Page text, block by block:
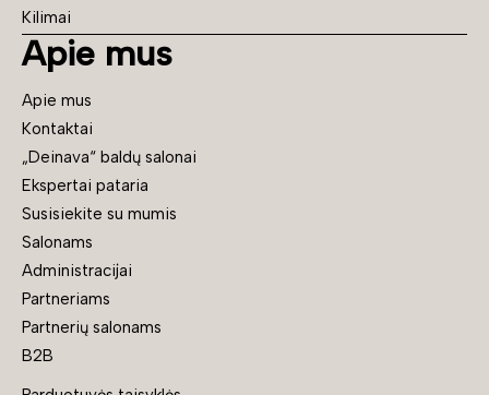
Kilimai
Apie mus
Apie mus
Kontaktai
„Deinava“ baldų salonai
Ekspertai pataria
Susisiekite su mumis
Salonams
Administracijai
Partneriams
Partnerių salonams
B2B